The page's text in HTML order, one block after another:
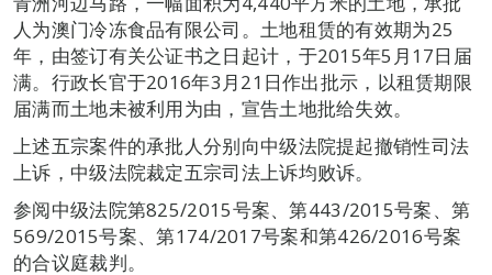
人为澳门冷冻食品有限公司。土地租赁的有效期为25
年，由签订有关公证书之日起计，于2015年5月17日届
满。行政长官于2016年3月21日作出批示，以租赁期限
届满而土地未被利用为由，宣告土地批给失效。
上述五宗案件的承批人分别向中级法院提起撤销性司法
上诉，中级法院裁定五宗司法上诉均败诉。
参阅中级法院第825/2015号案、第443/2015号案、第
569/2015号案、第174/2017号案和第426/2016号案
的合议庭裁判。